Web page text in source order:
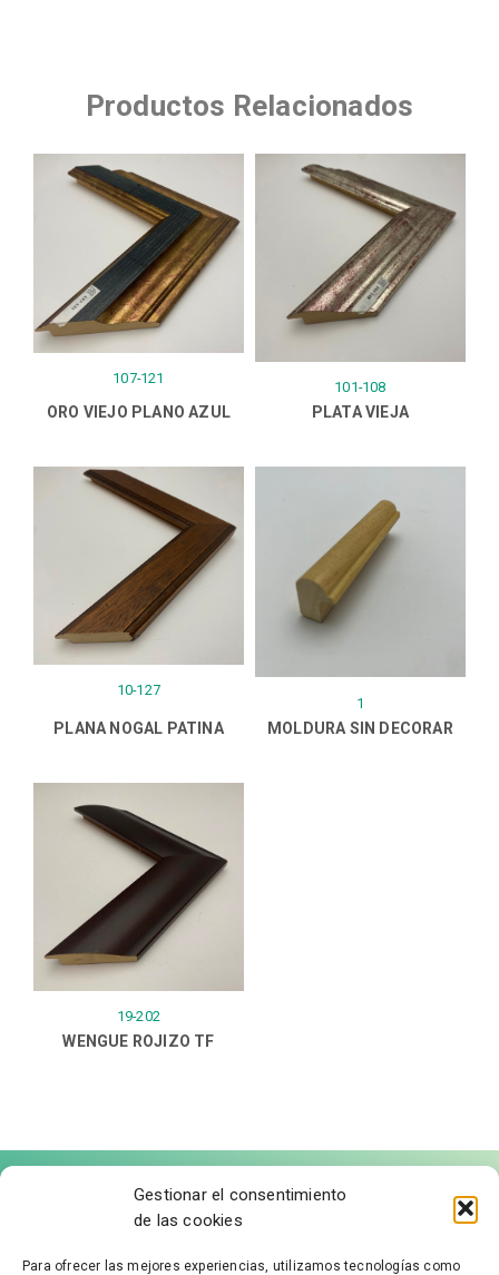
Gestionar el consentimiento
de las cookies
Para ofrecer las mejores experiencias, utilizamos tecnologías como
Productos Relacionados
107-121
ORO VIEJO PLANO AZUL
101-108
PLATA VIEJA
10-127
PLANA NOGAL PATINA
1
MOLDURA SIN DECORAR
19-202
WENGUE ROJIZO TF